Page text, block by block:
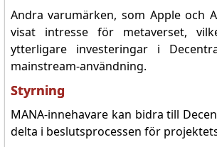
Andra varumärken, som Apple och
visat intresse för metaverset,
ytterligare investeringar i
mainstream-användning.
Styrning
MANA-innehavare kan bidra till
delta i beslutsprocessen för